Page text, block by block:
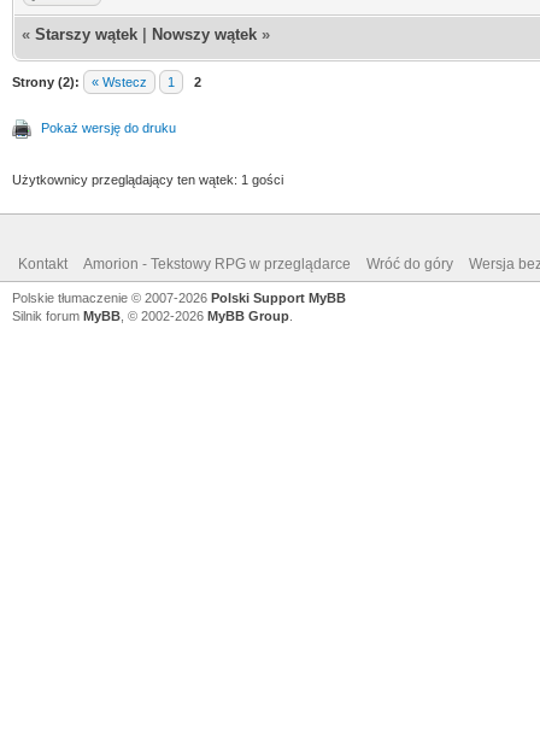
« Starszy wątek Nowszy wątek »
Strony (2): « Wstecz 1 2
Pokaż wersję do druku
Użytkownicy przeglądający ten wątek: 1 gości
Kontakt Amorion - Tekstowy RPG w przeglądarce Wróć do góry Wersja
Polskie tłumaczenie © 2007-2026 Polski Support MyBB
Silnik forum MyBB , © 2002-2026 MyBB Group